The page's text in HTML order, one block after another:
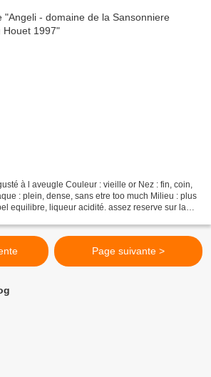
à l aveugle Couleur : vieille or Nez : fin, coin,
: plein, dense, sans etre too much Milieu : plus
equilibre, liqueur acidité. assez reserve sur la
Page suivante >